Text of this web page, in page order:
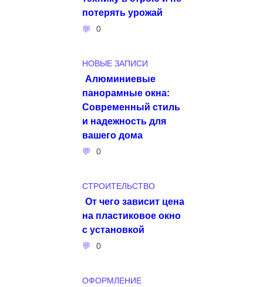
потерять урожай
0
НОВЫЕ ЗАПИСИ
Алюминиевые
панорамные окна:
Современный стиль
и надежность для
вашего дома
0
СТРОИТЕЛЬСТВО
От чего зависит цена
на пластиковое окно
с установкой
0
ОФОРМЛЕНИЕ